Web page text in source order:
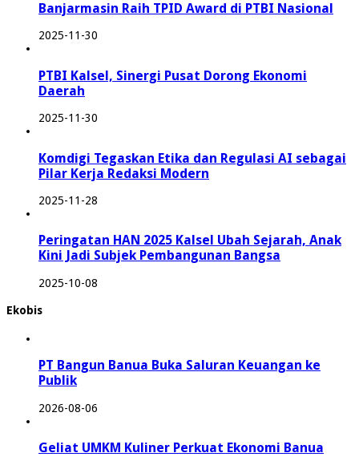
Banjarmasin Raih TPID Award di PTBI Nasional
2025-11-30
PTBI Kalsel, Sinergi Pusat Dorong Ekonomi
Daerah
2025-11-30
Komdigi Tegaskan Etika dan Regulasi AI sebagai
Pilar Kerja Redaksi Modern
2025-11-28
Peringatan HAN 2025 Kalsel Ubah Sejarah, Anak
Kini Jadi Subjek Pembangunan Bangsa
2025-10-08
Ekobis
PT Bangun Banua Buka Saluran Keuangan ke
Publik
2026-08-06
Geliat UMKM Kuliner Perkuat Ekonomi Banua